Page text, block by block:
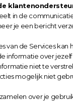
in de
je een bericht
van de Services kan
informatie over jezelf
niet te
mogelijk niet
over je